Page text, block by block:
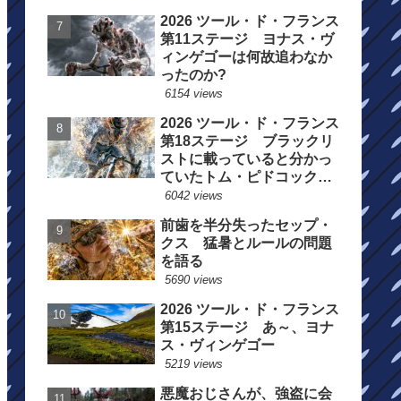
2026 ツール・ド・フランス
第11ステージ ヨナス・ヴ
ィンゲゴーは何故追わなか
ったのか?
6154 views
2026 ツール・ド・フランス
第18ステージ ブラックリ
ストに載っていると分かっ
ていたトム・ピドコックは
総合順位死守に
6042 views
前歯を半分失ったセップ・
クス 猛暑とルールの問題
を語る
5690 views
2026 ツール・ド・フランス
第15ステージ あ～、ヨナ
ス・ヴィンゲゴー
5219 views
悪魔おじさんが、強盗に会